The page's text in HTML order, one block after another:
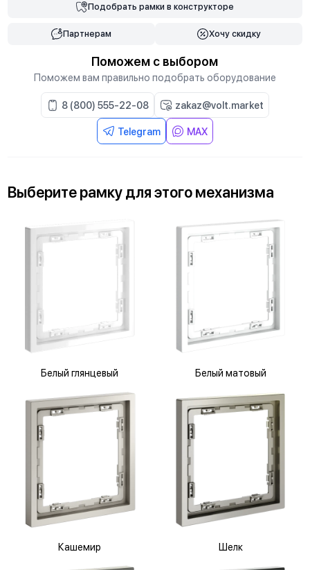
Подобрать рамкив конструкторе
Партнерам Хочу скидку
Поможем с выбором
Поможем вам правильно подобрать оборудование
8 (800) 555-22-08 zakaz@volt.market
Telegram MAX
Выберитерамку дляэтого механизма
Белый глянцевый Белый матовый
Кашемир Шелк